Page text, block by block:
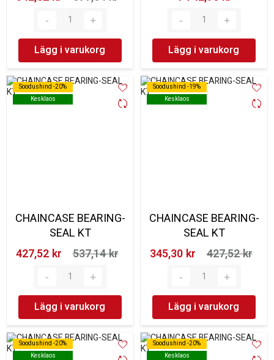
Lägg i varukorg Lägg i varukorg
Soodushind -20%
Kesklaos
Soodushind -20%
Kesklaos
CHAINCASE BEARING-
SEAL KT
427,52 kr‎
537,14 kr‎
Lägg i varukorg
Soodushind -19%
Kesklaos
Soodushind -19%
Kesklaos
CHAINCASE BEARING-
SEAL KT
345,30 kr‎
427,52 kr‎
Lägg i varukorg
Soodushind -20%
Kesklaos
Soodushind -20%
Kesklaos
Soodushind -20%
Kesklaos
Soodushind -20%
Kesklaos